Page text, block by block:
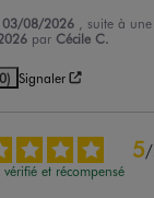
03/08/2026
, suite à
parCécile C.
Signaler
5/
vérifié et récompensé